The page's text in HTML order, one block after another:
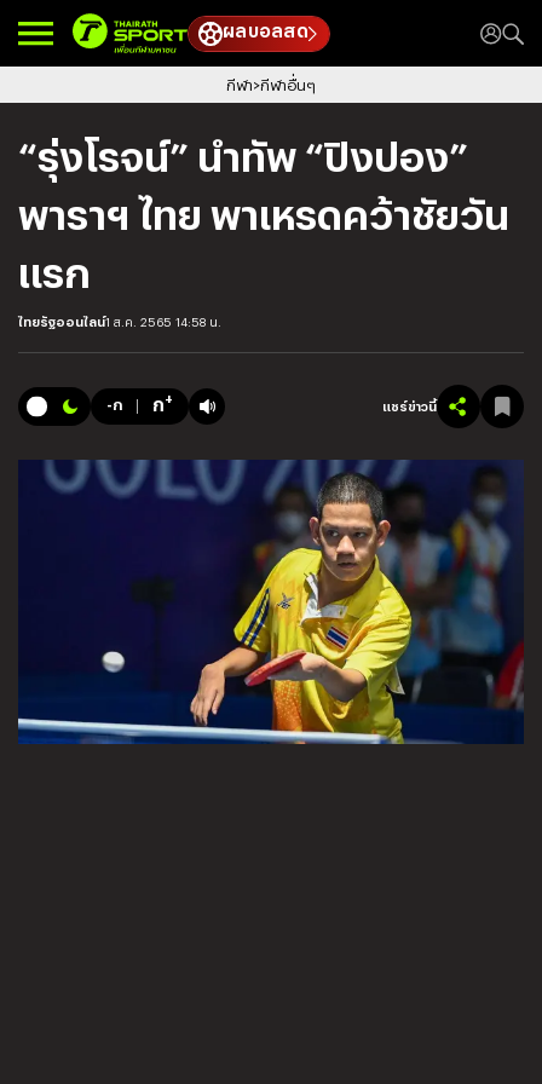
ผลบอลสด
กีฬา กีฬาอื่นๆ
“รุ่งโรจน์” นำทัพ “ปิงปอง”
พาราฯ ไทย พาเหรดคว้าชัยวัน
แรก
ไทยรัฐออนไลน์1 ส.ค. 2565 14:58 น.
-ก ก+ แชร์ข่าวนี้